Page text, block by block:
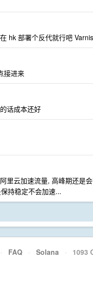
hk 部署个反代就行吧
接进来
话成本还好
里云加速流量, 高峰期还是
持稳定不会加速...
· FAQ · Solana · 1093